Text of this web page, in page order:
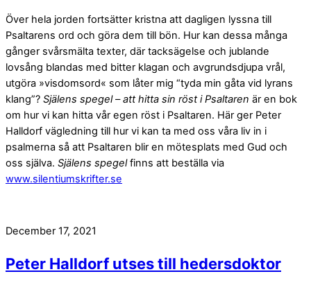
Över hela jorden fortsätter kristna att dagligen lyssna till
Psaltarens ord och göra dem till bön. Hur kan dessa många
gånger svårsmälta texter, där tacksägelse och jublande
lovsång blandas med bitter klagan och av­grundsdjupa vrål,
utgöra »visdomsord« som låter mig “tyda min gåta vid lyrans
klang”? Själens spegel – att hitta sin röst i Psaltaren är en bok
om hur vi kan hitta vår egen röst i Psaltaren. Här ger Peter
Halldorf vägledning till hur vi kan ta med oss våra liv in i
psalmerna så att Psaltaren blir en mötesplats med Gud och
oss själva. Själens spegelfinns att beställa via
www.silentiumskrifter.se
December 17, 2021
Peter Halldorf utses till hedersdoktor